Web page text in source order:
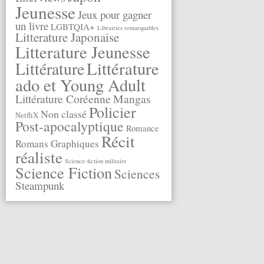
JeunesseJeux pour gagner
un livre LGBTQIA+ Librairies remarquables
Litterature Japonaise
Litterature Jeunesse
LittératureLittérature
ado et Young Adult
Littérature Coréenne Mangas
NetfliX Non classéPolicier
Post-apocalyptique Romance
Romans Graphiques Récit
réaliste Science-fiction militaire
Science FictionSciences
Steampunk